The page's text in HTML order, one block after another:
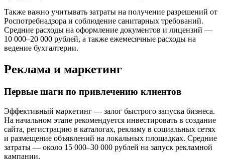
Также важно учитывать затраты на получение разрешений от
Роспотребнадзора и соблюдение санитарных требований.
Средние расходы на оформление документов и лицензий —
10 000–20 000 рублей, а также ежемесячные расходы на
ведение бухгалтерии.
Реклама и маркетинг
Первые шаги по привлечению клиентов
Эффективный маркетинг — залог быстрого запуска бизнеса.
На начальном этапе рекомендуется инвестировать в создание
сайта, регистрацию в каталогах, рекламу в социальных сетях
и размещение объявлений на локальных площадках. Средние
затраты — около 15 000–30 000 рублей на запуск рекламной
кампании.